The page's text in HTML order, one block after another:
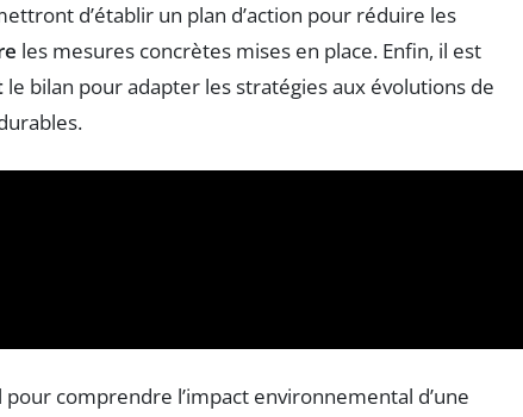
d’établir un plan d’action pour réduire les
les mesures concrètes mises en place. Enfin, il est
le bilan pour adapter les stratégies aux évolutions de
comprendre l’impact environnemental d’une